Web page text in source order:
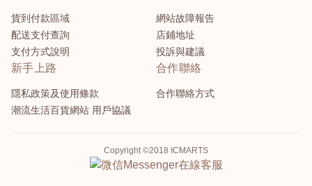
貨到付款區域
配送支付查詢
支付方式說明
網站故障報告
店鋪地址
投訴與建議
新手上路
隱私政策及使用條款
潮流生活百貨網站 用戶協議
合作聯絡
合作聯絡方式
Copyright ©2018 ICMARTS
Messenger在線客服